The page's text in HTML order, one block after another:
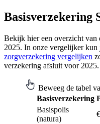
Basisverzekering
Bekijk hier een overzicht van
2025. In onze vergelijker
zorgverzekering vergelijken
verzekering afsluit voor 2025.
Beweeg de tabel
Basisverzekering
Basispolis
(natura)